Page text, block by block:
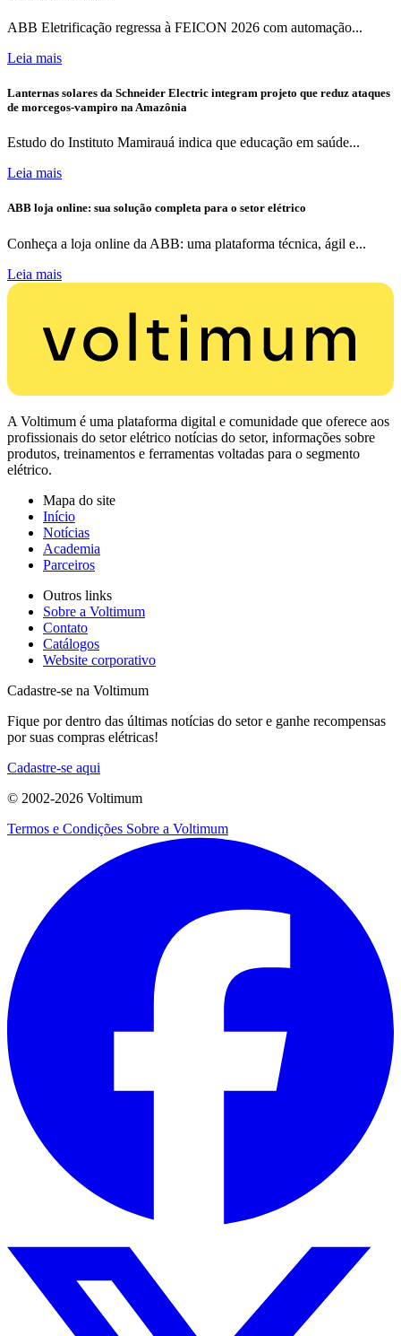
ABB Eletrificação regressa à FEICON 2026 com automação...
Leia mais
Lanternas solares da Schneider Electric integram projeto que reduz ataques
de morcegos-vampiro na Amazônia
Estudo do Instituto Mamirauá indica que educação em saúde...
Leia mais
ABB loja online: sua solução completa para o setor elétrico
Conheça a loja online da ABB: uma plataforma técnica, ágil e...
Leia mais
A Voltimum é uma plataforma digital e comunidade que oferece aos
profissionais do setor elétrico notícias do setor, informações sobre
produtos, treinamentos e ferramentas voltadas para o segmento
elétrico.
Mapa do site
Início
Notícias
Academia
Parceiros
Outros links
Sobre a Voltimum
Contato
Catálogos
Website corporativo
Cadastre-se na Voltimum
Fique por dentro das últimas notícias do setor e ganhe recompensas
por suas compras elétricas!
Cadastre-se aqui
© 2002-2026 Voltimum
Termos e Condições Sobre a Voltimum